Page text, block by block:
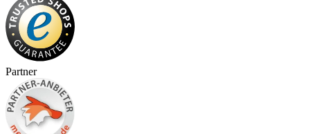
Partner